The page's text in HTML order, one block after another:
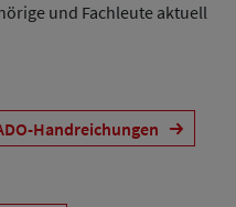
und Fachleute aktuell
Handreichungen